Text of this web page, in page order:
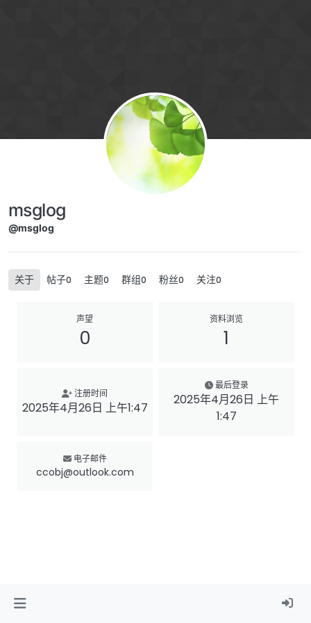
msglog
@msglog
关于 帖子0 主题0 群组0 粉丝0 关注0
声望
0
资料浏览
1
注册时间
2025年4月26日 上午1:47
最后登录
2025年4月26日 上午
1:47
电子邮件
ccobj@outlook.com